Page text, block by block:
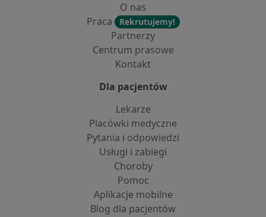
O nas
Praca
Rekrutujemy!
Partnerzy
Centrum prasowe
Kontakt
Dla pacjentów
Lekarze
Placówki medyczne
Pytania i odpowiedzi
Usługi i zabiegi
Choroby
Pomoc
Aplikacje mobilne
Blog dla pacjentów